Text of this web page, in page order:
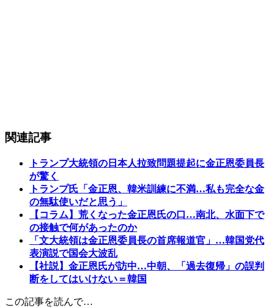
関連記事
トランプ大統領の日本人拉致問題提起に金正恩委員長
が驚く
トランプ氏「金正恩、韓米訓練に不満…私も完全な金
の無駄使いだと思う」
【コラム】荒くなった金正恩氏の口…南北、水面下で
の接触で何があったのか
「文大統領は金正恩委員長の首席報道官」…韓国党代
表演説で国会大波乱
【社説】金正恩氏が訪中…中朝、「過去復帰」の誤判
断をしてはいけない＝韓国
この記事を読んで…